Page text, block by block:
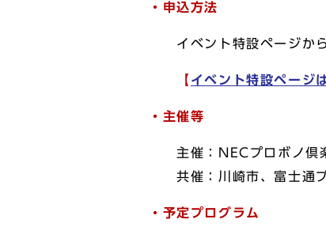
・申込方法
イベント特設ページか
【 イベント特設ページ
・主催等
主催：NECプロボノ倶
共催：川崎市、富士通プ
・ 予定プログラム